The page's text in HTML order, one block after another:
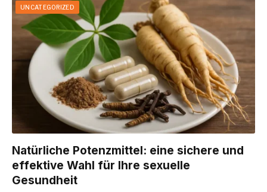
UNCATEGORIZED
Natürliche Potenzmittel: eine sichere und
effektive Wahl für Ihre sexuelle
Gesundheit